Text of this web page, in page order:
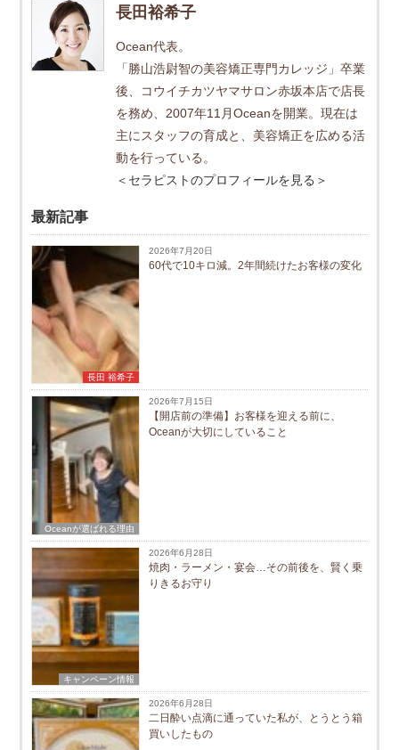
長田裕希子
Ocean代表。
「勝山浩尉智の美容矯正専門カレッジ」卒業
後、コウイチカツヤマサロン赤坂本店で店長
を務め、2007年11月Oceanを開業。現在は
主にスタッフの育成と、美容矯正を広める活
動を行っている。
＜セラピストのプロフィールを見る＞
最新記事
長田 裕希子
2026年7月20日
60代で10キロ減。2年間続けたお客様の変化
Oceanが選ばれる理由
2026年7月15日
【開店前の準備】お客様を迎える前に、
Oceanが大切にしていること
キャンペーン情報
2026年6月28日
焼肉・ラーメン・宴会…その前後を、賢く乗
りきるお守り
2026年6月28日
二日酔い点滴に通っていた私が、とうとう箱
買いしたもの